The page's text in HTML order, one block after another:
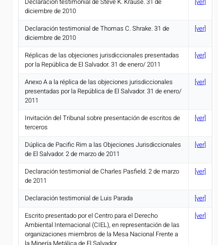
Declaración testimonial de Steve K. Krause. 31 de
diciembre de 2010
[ver]
Declaración testimonial de Thomas C. Shrake. 31 de
diciembre de 2010
[ver]
Réplicas de las objeciones jurisdiccionales presentadas
por la República de El Salvador. 31 de enero/ 2011
[ver]
Anexo A a la réplica de las objeciones jurisdiccionales
presentadas por la República de El Salvador. 31 de enero/
2011
[ver]
Invitación del Tribunal sobre presentación de escritos de
terceros
[ver]
Dúplica de Pacific Rim a las Objeciones Jurisdiccionales
de El Salvador. 2 de marzo de 2011
[ver]
Declaración testimonial de Charles Pasfield. 2 de marzo
de 2011
[ver]
Declaración testimonial de Luis Parada
[ver]
Escrito presentado por el Centro para el Derecho
Ambiental Internacional (CIEL), en representación de las
organizaciones miembros de la Mesa Nacional Frente a
[ver]